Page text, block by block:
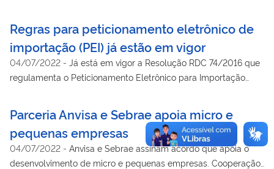
Regras para peticionamento eletrônico de
importação (PEI) já estão em vigor
04/07/2022 - Já está em vigor a Resolução RDC 74/2016 que
regulamenta o Peticionamento Eletrônico para Importação
novo sistema já está em funcionamento.
Parceria Anvisa e Sebrae apoia micro e
pequenas empresas
04/07/2022 - Anvisa e Sebrae assinam acordo que apoia o
desenvolvimento de micro e pequenas empresas. Cooperação